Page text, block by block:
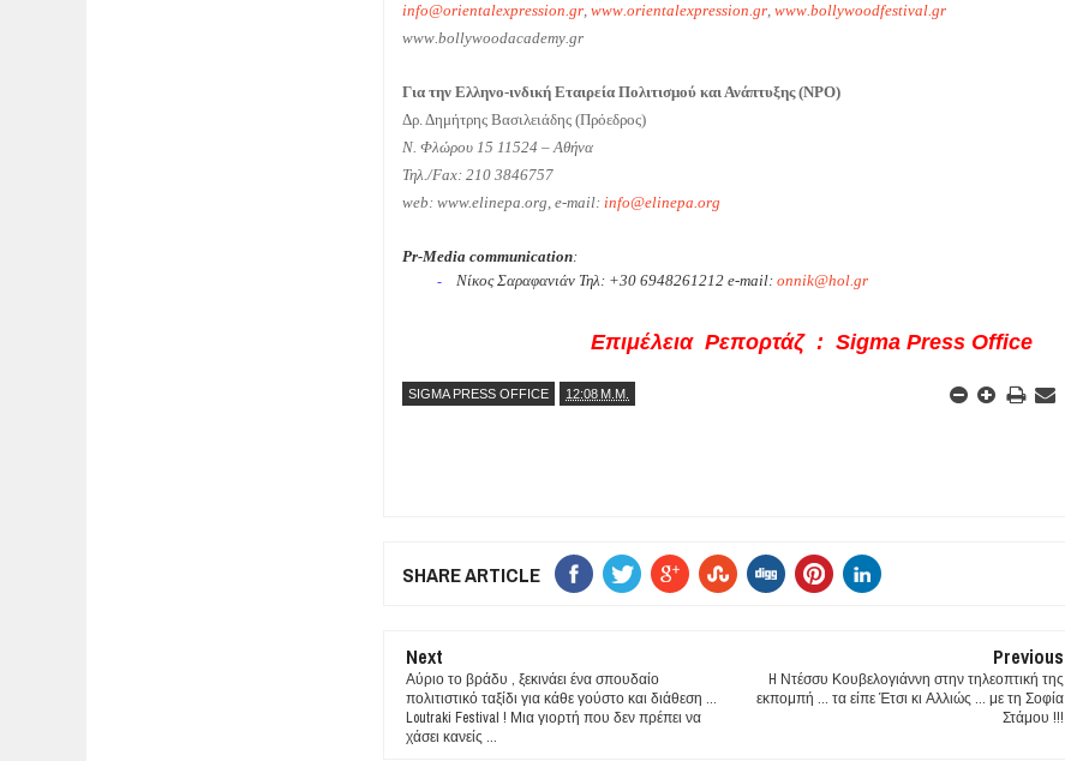
info@orientalexpression.gr,www.orientalexpression.gr,www.bollywoodfestival.gr
www.bollywoodacademy.gr
Για την Ελληνο-ινδική Εταιρεία Πολιτισμού και Ανάπτυξης (NPO)
Δρ. Δημήτρης Βασιλειάδης (Πρόεδρος)
Ν. Φλώρου 15 11524 – Αθήνα
Τηλ./Fax: 210 3846757
web: www.elinepa.org, e-mail:info@elinepa.org
Pr-Media communication:
- Νίκος Σαραφανιάν Τηλ: +30 6948261212e-mail:onnik@hol.gr
Επιμέλεια Ρεπορτάζ : Sigma Press Office
SIGMA PRESS OFFICE 12:08 Μ.Μ.
SHARE ARTICLE
Next
Αύριο το βράδυ , ξεκινάει ένα σπουδαίο
πολιτιστικό ταξίδι για κάθε γούστο και διάθεση ...
Loutraki Festival ! Μια γιορτή που δεν πρέπει να
χάσει κανείς ...
Previous
H Ντέσσυ Κουβελογιάννη στην τηλεοπτική της
εκπομπή ... τα είπε Έτσι κι Αλλιώς ... με τη Σοφία
Στάμου !!!